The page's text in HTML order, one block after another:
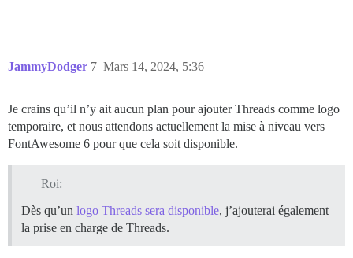
JammyDodger Mars 14, 2024, 5:36
7
Je crains qu’il n’y ait aucun plan pour ajouter Threads comme logo
temporaire, et nous attendons actuellement la mise à niveau vers
FontAwesome 6 pour que cela soit disponible.
Roi:
Dès qu’un logo Threads sera disponible, j’ajouterai également
la prise en charge de Threads.